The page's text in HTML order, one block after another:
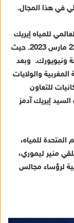
في هذا المجال.
للمياه إيريك
آدامز عمدة مدينة نيويورك. صباح اليوم الأربعاء 22 مارس 2023. حيث
ونيويورك. وبعد
والولايات
للتعاون
إيريك آدمز
للمياه،
منير ليموري،
لرؤساء مجالس